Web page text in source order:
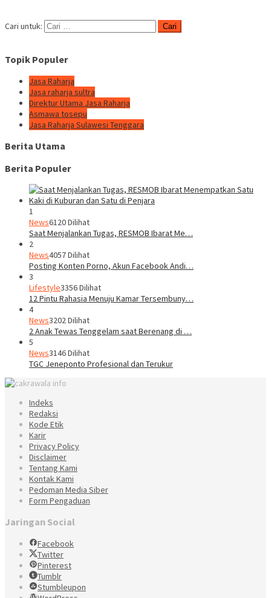
Cari untuk:
Topik Populer
Jasa Raharja
Jasa raharja sultra
Direktur Utama Jasa Raharja
Asmawa tosepu
Jasa Raharja Sulawesi Tenggara
Berita Utama
Berita Populer
1
News6120 Dilihat
Saat Menjalankan Tugas, RESMOB Ibarat Me…
2
News4057 Dilihat
Posting Konten Porno, Akun Facebook Andi…
3
Lifestyle3356 Dilihat
12 Pintu Rahasia Menuju Kamar Tersembuny…
4
News3202 Dilihat
2 Anak Tewas Tenggelam saat Berenang di …
5
News3146 Dilihat
TGC Jeneponto Profesional dan Terukur
Indeks
Redaksi
Kode Etik
Karir
Privacy Policy
Disclaimer
Tentang Kami
Kontak Kami
Pedoman Media Siber
Form Pengaduan
Jaringan Social
Facebook
Twitter
Pinterest
Tumblr
Stumbleupon